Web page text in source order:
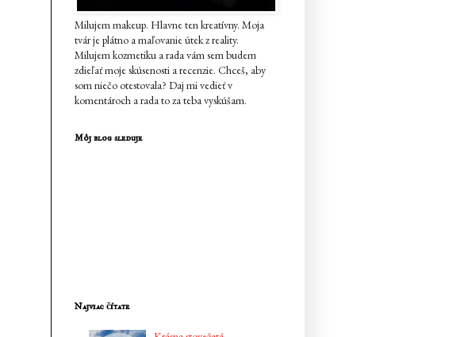
Milujem makeup. Hlavne ten kreatívny. Moja
tvár je plátno a maľovanie útek z reality.
Milujem kozmetiku a rada vám sem budem
zdieľať moje skúsenosti a recenzie. Chceš, aby
som niečo otestovala? Daj mi vedieť v
komentároch a rada to za teba vyskúšam.
Môj blog sleduje
Najviac čítate